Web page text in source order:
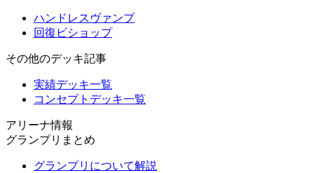
ハンドレスヴァンプ
回復ビショップ
その他のデッキ記事
実績デッキ一覧
コンセプトデッキ一覧
アリーナ情報
グランプリまとめ
グランプリについて解説